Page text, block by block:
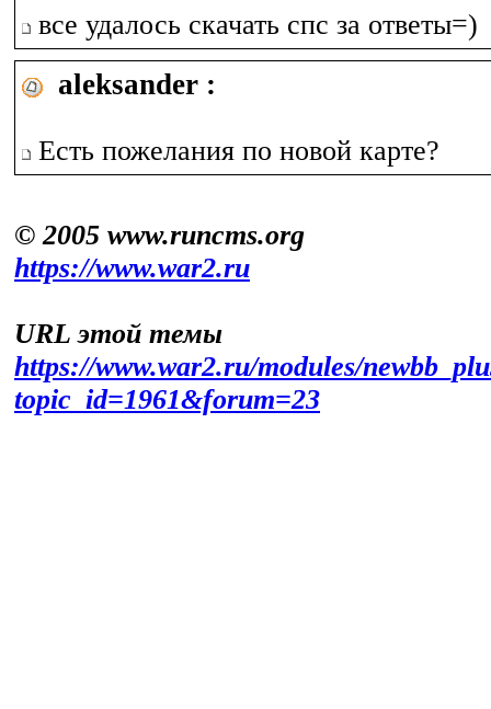
все удалось скачать спс за ответы=)
aleksander :
Есть пожелания по новой карте?
© 2005 www.runcms.org
https://www.war2.ru
URL этой темы
https://www.war2.ru/modules/
topic_id=1961&forum=23